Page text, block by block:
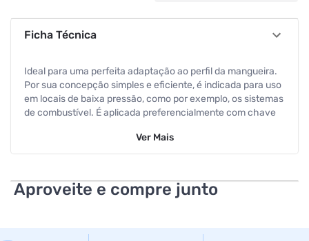
Ficha Técnica
Ideal para uma perfeita adaptação ao perfil da mangueira.
Por sua concepção simples e eficiente, é indicada para uso
em locais de baixa pressão, como por exemplo, os sistemas
de combustível. É aplicada preferencialmente com chave
resistente a 72h em névoa salina. Material: Aço carbono
Ver Mais
Aproveite e compre junto